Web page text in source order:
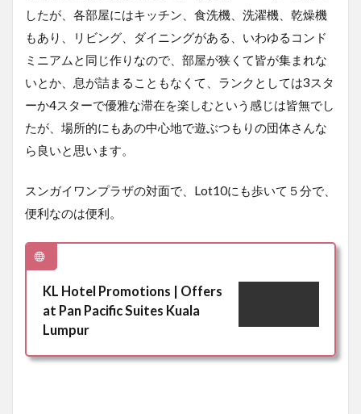
したが、各部屋にはキッチン、食洗機、洗濯機、乾燥機
もあり、リビング、ダイニングがある、いわゆるコンド
ミニアムと同じ作りなので、部屋が狭くて皆が集まれな
いとか、息が詰まることもなくて、ランクとしては3スタ
ーか4スターで優雅な滞在を楽しむという感じは皆無でし
たが、場所的にもあの中心地で遊ぶつもりの団体さんな
ら良いと思います。
スンガイワンプラザの対面で、Lot10にも歩いて５分で、
便利なのは便利。
KL Hotel Promotions | Offers
at Pan Pacific Suites Kuala
Lumpur